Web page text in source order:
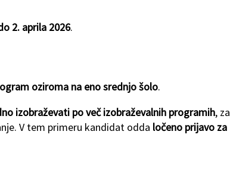
2. aprila 2026.
oziroma na eno srednjo šolo.
izobraževati po več izobraževalnih programih, za
V tem primeru kandidat odda ločeno prijavo za